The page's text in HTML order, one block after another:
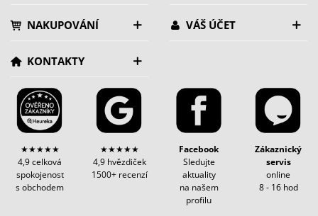
NAKUPOVÁNÍ VÁŠ ÚČET
KONTAKTY
★★★★★
4,9 celková
spokojenost
s obchodem
★★★★★
4,9 hvězdiček
1500+ recenzí
Facebook
Sledujte
aktuality
na našem
profilu
Zákaznický
servis
online
8 - 16 hod